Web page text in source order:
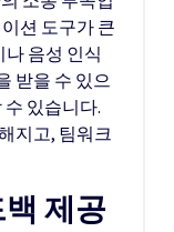
션 도구가 큰
나 음성 인식
받을 수 있으
있습니다.
지고, 팀워크
제공